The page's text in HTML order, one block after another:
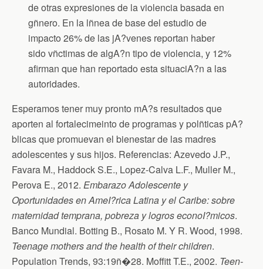
de otras expresiones de la violencia basada en
gñnero. En la lñnea de base del estudio de
impacto 26% de las jA?venes reportan haber
sido vñctimas de algA?n tipo de violencia, y 12%
afirman que han reportado esta situaciA?n a las
autoridades.
Esperamos tener muy pronto mA?s resultados que
aporten al fortalecimeinto de programas y polñticas pA?
blicas que promuevan el bienestar de las madres
adolescentes y sus hijos. Referencias: Azevedo J.P.,
Favara M., Haddock S.E., Lopez-Calva L.F., Muller M.,
Perova E., 2012. Embarazo Adolescente y
Oportunidades en AmeI?rica Latina y el Caribe: sobre
maternidad temprana, pobreza y logros econoI?micos.
Banco Mundial. Botting B., Rosato M. Y R. Wood, 1998.
Teenage mothers and the health of their children.
Population Trends, 93:19ñ�28. Moffitt T.E., 2002. Teen-